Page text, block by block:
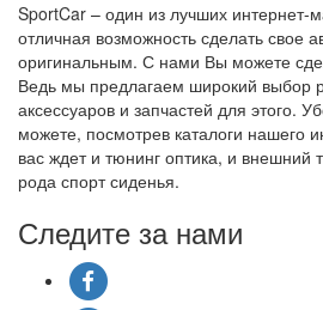
SportCar – один из лучших интернет-
отличная возможность сделать свое
оригинальным. С нами Вы можете
Ведь мы предлагаем широкий выбор
аксессуаров и запчастей для этого.
можете, посмотрев каталоги нашего
вас ждет и тюнинг оптика, и внешний
рода спорт сиденья.
Следите за нами